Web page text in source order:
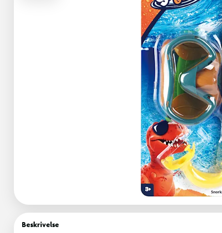
Beskrivelse